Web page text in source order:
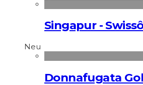
Singapur -
Neu
Donnafugata